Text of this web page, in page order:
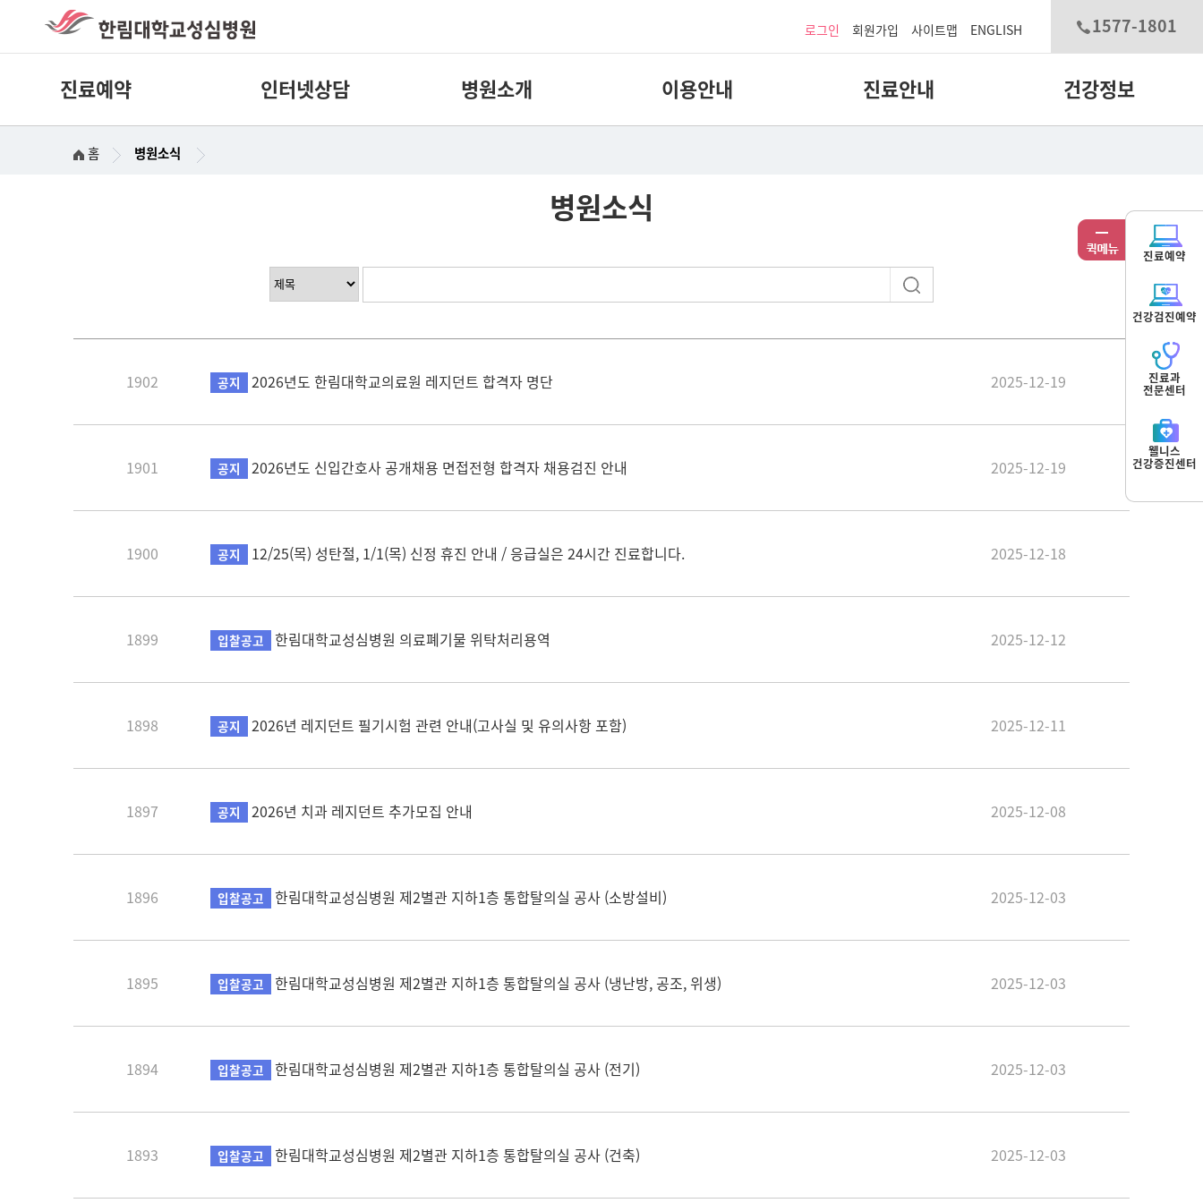
로그인 회원가입 사이트맵 ENGLISH 1577-1801
진료예약 인터넷상담 병원소개 이용안내 진료안내 건강정보
홈 병원소식
병원소식
1902 공지 2026년도 한림대학교의료원 레지던트 합격자 명단 2025-12-19
1901 공지 2026년도 신입간호사 공개채용 면접전형 합격자 채용검진 안내 2025-12-19
1900 공지 12/25(목) 성탄절, 1/1(목) 신정 휴진 안내 / 응급실은 24시간 진료합니다. 2025-12-18
1899 입찰공고 한림대학교성심병원 의료폐기물 위탁처리용역 2025-12-12
1898 공지 2026년 레지던트 필기시험 관련 안내(고사실 및 유의사항 포함) 2025-12-11
1897 공지 2026년 치과 레지던트 추가모집 안내 2025-12-08
1896 입찰공고 한림대학교성심병원 제2별관 지하1층 통합탈의실 공사 (소방설비) 2025-12-03
1895 입찰공고 한림대학교성심병원 제2별관 지하1층 통합탈의실 공사 (냉난방, 공조, 위생) 2025-12-03
1894 입찰공고 한림대학교성심병원 제2별관 지하1층 통합탈의실 공사 (전기) 2025-12-03
1893 입찰공고 한림대학교성심병원 제2별관 지하1층 통합탈의실 공사 (건축) 2025-12-03
진료예약
건강검진예약
진료과
전문센터
웰니스
건강증진센터